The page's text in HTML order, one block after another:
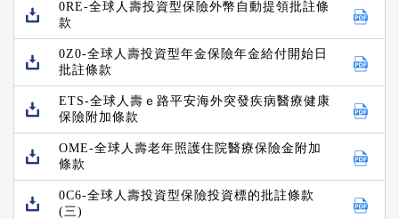
0RE-全球人壽投資型保險外幣自動提領批註條
款
0Z0-全球人壽投資型年金保險年金給付開始日
批註條款
ETS-全球人壽ｅ路平安海外突發疾病醫療健康
保險附加條款
OME-全球人壽老年照護住院醫療保險金附加
條款
0C6-全球人壽投資型保險投資標的批註條款
(三)